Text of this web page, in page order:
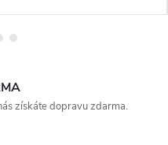
získáte dopravu zdarma.